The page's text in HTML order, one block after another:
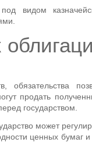
видом
продать
государством.
может
ценных бумаг